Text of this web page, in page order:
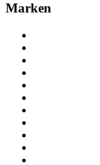
Marken